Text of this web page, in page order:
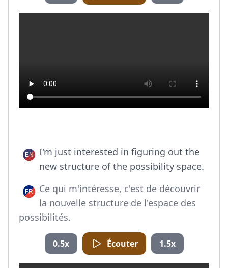
I'm just interested in figuring out the
new structure of the possibility space.
Ce qui m'intéresse, c'est de découvrir
la nouvelle structure de l'espace des
possibilités.
0.5x Écouter 1.5x